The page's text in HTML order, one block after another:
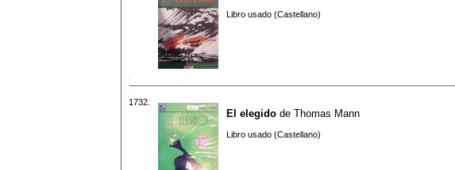
Libro usado (Castellano)
1732.
El elegido de Thomas Mann
Libro usado (Castellano)